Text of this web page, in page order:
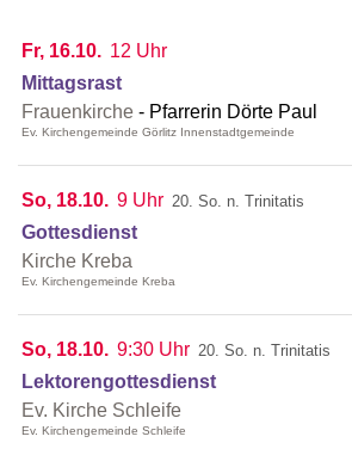
Fr, 16.10. 12 Uhr
Mittagsrast
Frauenkirche
Pfarrerin Dörte Paul
Ev. Kirchengemeinde Görlitz Innenstadtgemeinde
So, 18.10. 9 Uhr 20. So. n. Trinitatis
Gottesdienst
Kirche Kreba
Ev. Kirchengemeinde Kreba
So, 18.10. 9:30 Uhr 20. So. n. Trinitatis
Lektorengottesdienst
Ev. Kirche Schleife
Ev. Kirchengemeinde Schleife